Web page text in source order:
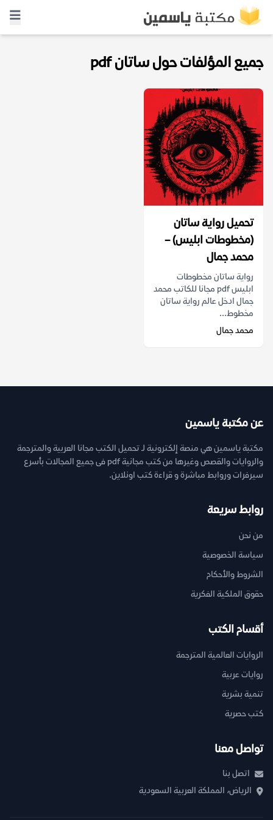
جميع المؤلفات حول ساتان pdf
تحميل رواية ساتان
(مخطوطات ابليس) –
محمد جمال
رواية ساتان مخطوطات
ابليس pdf مجانا للكاتب محمد
جمال ادخل عالم رواية ساتان
مخطوط...
محمد جمال
عن مكتبة ياسمين
مكتبة ياسمين هي منصة إلكترونية لـ تحميل الكتب مجانا العربية والمترجمة
والروايات والقصص وغيرها من كتب مجانية pdf فى جميع المجالات بأسرع
سيرفرات وروابط مباشرة و قراءة كتب اونلاين.
روابط سريعة
من نحن
سياسة الخصوصية
الشروط والأحكام
حقوق الملكية الفكرية
أقسام الكتب
الروايات العالمية المترجمة
روايات عربية
تنمية بشرية
كتب حصرية
تواصل معنا
اتصل بنا
الرياض، المملكة العربية السعودية